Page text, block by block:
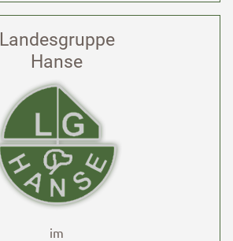
Landesgruppe
Hanse
im